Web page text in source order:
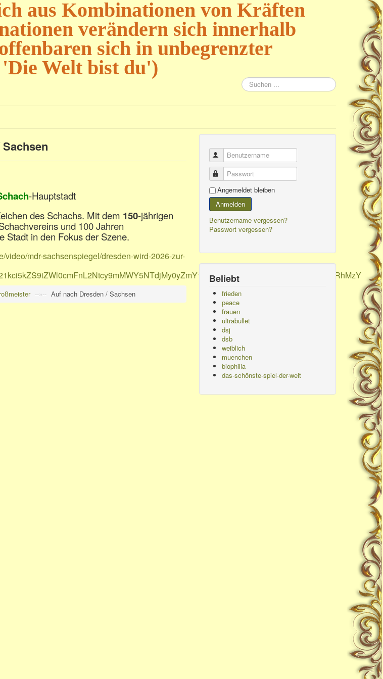
aus Kombinationen von Kräften
verändern sich innerhalb
sich in unbegrenzter
Welt bist du')
Suchen
...
-Hauptstadt
des Schachs. Mit dem 150-jährigen
und 100 Jahren
Stadt in den Fokus der Szene.
video/mdr-sachsenspiegel/dresden-wird-2026-zur-
--»-- Auf nach Dresden / Sachsen
Benutzername
Passwort
Angemeldet bleiben
Anmelden
Benutzername vergessen?
Passwort vergessen?
Beliebt
frieden
peace
frauen
ultrabullet
dsj
dsb
weiblich
muenchen
biophilia
das-schönste-spiel-der-welt